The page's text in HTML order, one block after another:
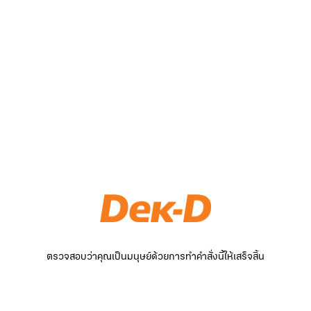
ตรวจสอบว่าคุณเป็นมนุษย์ด้วยการทำคำสั่งนี้ให้เสร็จสิ้น